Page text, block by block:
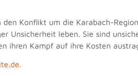
Konflikt um die Karabach-
Unsicherheit leben. Sie sind
ihren Kampf auf ihre Kosten